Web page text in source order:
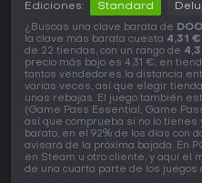
Ediciones: Standard
¿Buscas una clave barata de
la clave más barata cuesta 4,31 €
de 22 tiendas, con un rango de
precio más bajo es 4,31 €, en
tantos vendedores la distancia
varias veces, así que elegir
unas rebajas. El juego también
(Game Pass Essential, Game
así que comprueba si no lo tienes
barato, en el 92% de los días con
avisará de la próxima bajada. En
en Steam u otro cliente, y aquí el
de una cuarta parte de los juegos